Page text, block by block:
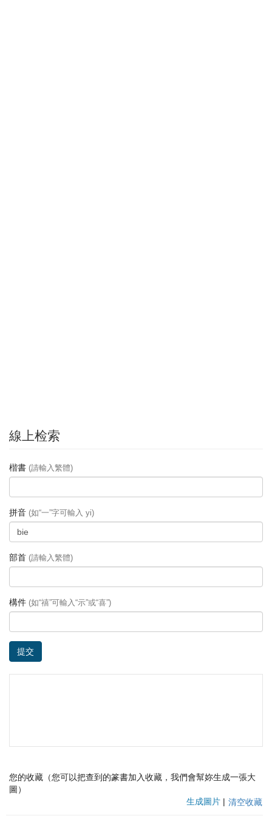
線上检索
楷書 (請輸入繁體)
拼音 (如“一”字可輸入 yi)
部首 (請輸入繁體)
構件 (如“禧”可輸入“示”或“喜”)
提交
您的收藏（您可以把查到的篆書加入收藏，我們會幫妳生成一張大
圖）
生成圖片 | 清空收藏